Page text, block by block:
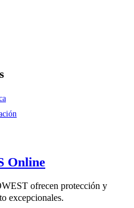
Online
ofrecen protección y
excepcionales.